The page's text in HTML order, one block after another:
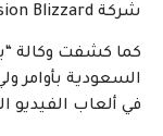
شركة Activision Blizzard لألعاب الفيديو.
كما كشفت وكالة
السعودية بأوامر
في ألعاب الفيديو